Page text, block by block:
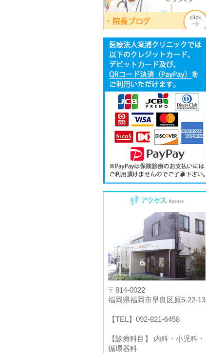
〒814-0022
福岡県福岡市早良区原5-22-13
【TEL】092-821-6458
【診療科目】 内科・小児科・
循環器科